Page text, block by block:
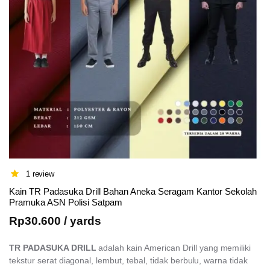
1 review
Kain TR Padasuka Drill Bahan Aneka Seragam Kantor Sekolah
Pramuka ASN Polisi Satpam
Rp30.600 / yards
TR PADASUKA DRILL adalah kain American Drill yang memiliki
tekstur serat diagonal, lembut, tebal, tidak berbulu, warna tidak